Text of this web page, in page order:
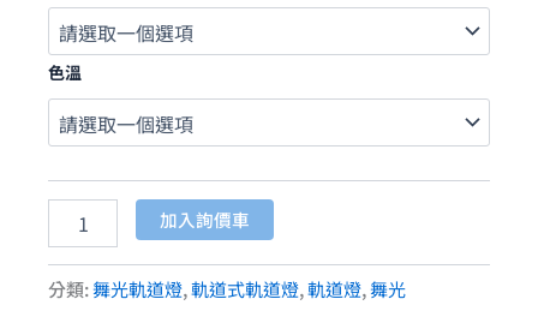
色溫
加入詢價車
分類:舞光軌道燈,軌道式軌道燈,軌道燈,舞光